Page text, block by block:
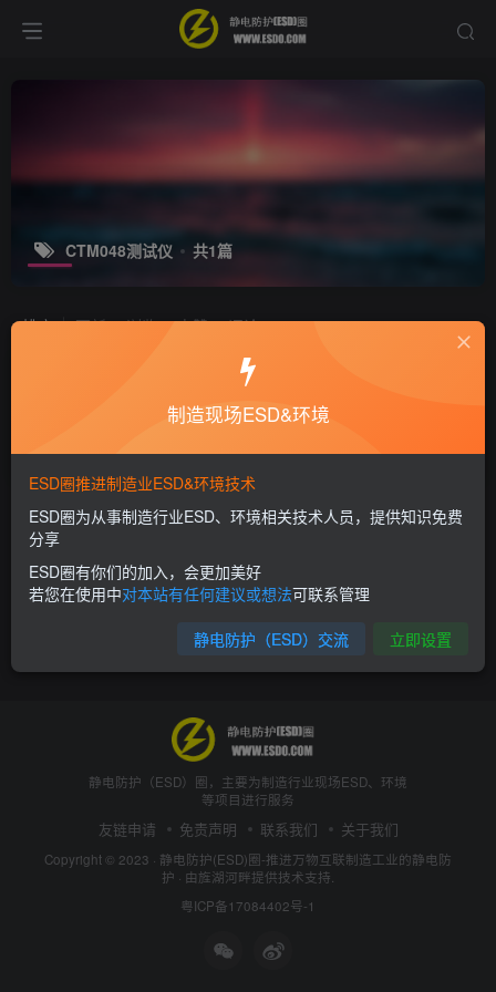
CTM048测试仪 共1篇
排序 更新 浏览 点赞 评论
CTM048测试仪（EM EYE）参数说明
ESD产品
7年前 3.4W+
静电防护（ESD）圈，主要为制造行业现场ESD、环境
等项目进行服务
友链申请 免责声明 联系我们 关于我们
Copyright © 2023 · 静电防护(ESD)圈-推进万物互联制造工业的静电防
护 · 由旌湖河畔提供技术支持.
粤ICP备17084402号-1
制造现场ESD&环境
ESD圈推进制造业ESD&环境技术
ESD圈为从事制造行业ESD、环境相关技术人员，提供知识免费
分享
ESD圈有你们的加入，会更加美好
若您在使用中对本站有任何建议或想法可联系管理
静电防护（ESD）交流 立即设置